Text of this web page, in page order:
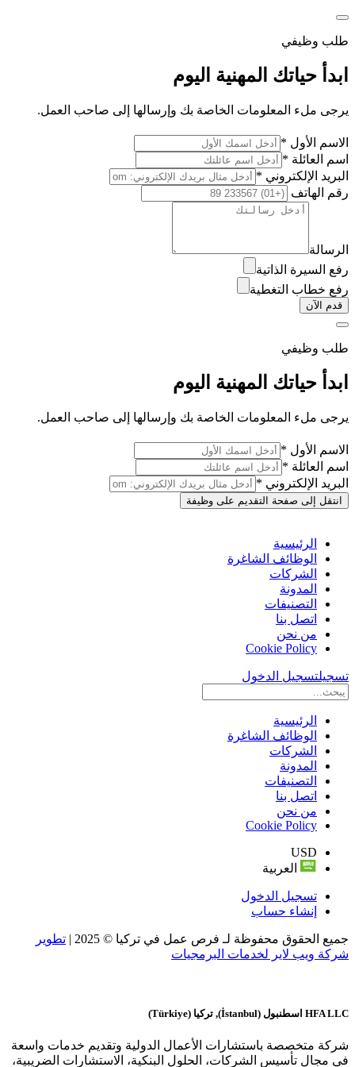
طلب وظيفي
ابدأ حياتك المهنية اليوم
يرجى ملء المعلومات الخاصة بك وإرسالها إلى صاحب العمل.
الاسم الأول *
اسم العائلة *
البريد الإلكتروني *
رقم الهاتف
الرسالة
رفع السيرة الذاتية
رفع خطاب التغطية
قدم الآن
طلب وظيفي
ابدأ حياتك المهنية اليوم
يرجى ملء المعلومات الخاصة بك وإرسالها إلى صاحب العمل.
الاسم الأول *
اسم العائلة *
البريد الإلكتروني *
انتقل إلى صفحة التقديم على وظيفة
الرئيسية
الوظائف الشاغرة
الشركات
المدونة
التصنيفات
اتصل بنا
من نحن
Cookie Policy
تسجيلتسجيل الدخول
الرئيسية
الوظائف الشاغرة
الشركات
المدونة
التصنيفات
اتصل بنا
من نحن
Cookie Policy
USD
العربية
تسجيل الدخول
إنشاء حساب
جميع الحقوق محفوظة لـ فرص عمل في تركيا © 2025 |
تطوير
شركة ويب لاير لخدمات البرمجيات
HFA LLC اسطنبول (İstanbul), تركيا (Türkiye)
شركة متخصصة باستشارات الأعمال الدولية وتقديم خدمات واسعة
في مجال تأسيس الشركات، الحلول البنكية، الاستشارات الضريبية،